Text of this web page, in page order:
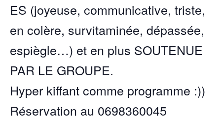
ES (joyeuse, communicative, triste,
en colère, survitaminée, dépassée,
espiègle…) et en plus SOUTENUE
PAR LE GROUPE.
Hyper kiffant comme programme :))
Réservation au 0698360045